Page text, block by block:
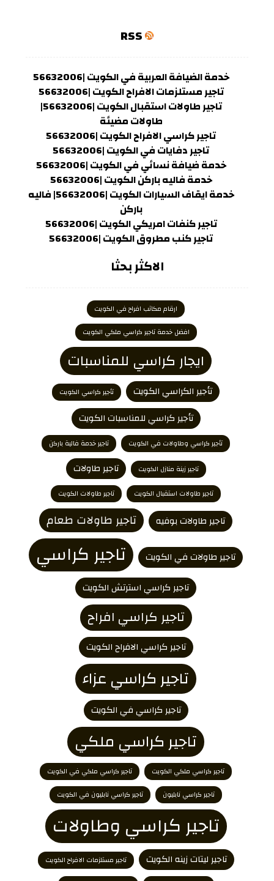
RSS
خدمة الضيافة العربية في الكويت |56632006
تاجير مستلزمات الافراح الكويت |56632006
تاجير طاولات استقبال الكويت |56632006|
طاولات مضيئة
تاجير كراسي الافراح الكويت |56632006
تاجير دفايات في الكويت |56632006
خدمة ضيافة نسائي في الكويت |56632006
خدمة فاليه باركن الكويت |56632006
خدمة ايقاف السيارات الكويت |56632006| فاليه
باركن
تاجير كنفات امريكي الكويت |56632006
تاجير كنب مطروق الكويت |56632006
الاكثر بحثا
ارقام مكاتب افراح في الكويت
افضل خدمة تاجير كراسي ملكي الكويت
ايجار كراسي للمناسبات
تأجير الكراسي الكويت تأجير كراسي الكويت
تأجير كراسي للمناسبات الكويت
تأجير كراسي وطاولات في الكويت تاجير خدمة فالية باركن
تاجير زينة منازل الكويت تاجير طاولات
تاجير طاولات استقبال الكويت تاجير طاولات الكويت
تاجير طاولات بوفيه تاجير طاولات طعام
تاجير طاولات في الكويت تاجير كراسي
تاجير كراسي استرتش الكويت
تاجير كراسي افراح
تاجير كراسي الافراح الكويت
تاجير كراسي عزاء
تاجير كراسي في الكويت
تاجير كراسي ملكي
تاجير كراسي ملكي الكويت
تاجير كراسي ملكي في الكويت
تاجير كراسي نابليون
تاجير كراسي نابليون في الكويت
تاجير كراسي وطاولات
تاجير ليتات زينه الكويت
تاجير مستلزمات الافراح الكويت